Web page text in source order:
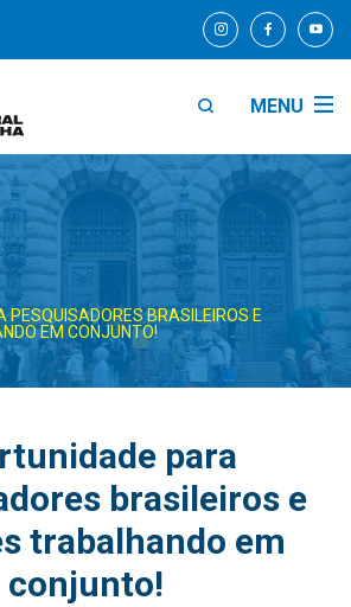
MENU
PESQUISADORES BRASILEIROS E
EM CONJUNTO!
para
brasileiros e
trabalhando em
conjunto!